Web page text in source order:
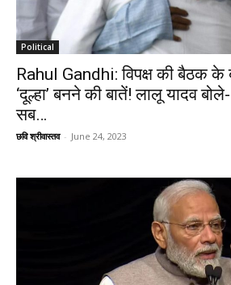
Political
Rahul Gandhi: विपक्ष की बैठक के
‘दूल्हा’ बनने की बातें! लालू यादव
सब…
छवि श्रीवास्तव - June 24, 2023